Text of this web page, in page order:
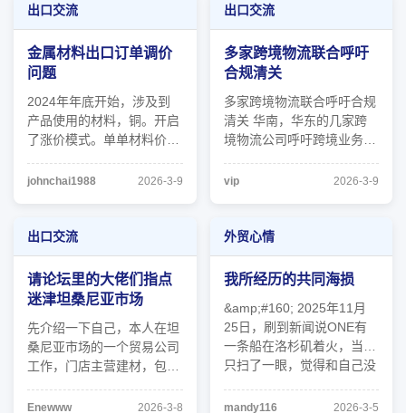
大，他尝试找中国的供应商
采购铜板与铝板，而且为了
降低风险，特意将订单拆分
给了两家供应 ...
出口交流
金属材料出口订单调价
问题
2024年年底开始，涉及到
产品使用的材料，铜。开启
了涨价模式。单单材料价
倍。2025年开始，产品电
年，价格一直没变动过。
而且基于美国客户那边不断
且不固定会变动/增长的进
口税，一直是让自己的 ...
johnchai1988 2026-3-9
出口交流
多家跨境物流联合呼吁
合规清关
多家跨境物流联合呼吁合规
清关 华南，华东的几家跨
境物流公司呼吁跨境业务合
片
vip 2026-3-9
出口交流
请论坛里的大佬们指点
迷津坦桑尼亚市场
先介绍一下自己，本人在坦
桑尼亚市场的一个贸易公司
工作，门店主营建材，包括
等建材的批发和直售，在公
Enewww 2026-3-8
外贸心情
我所经历的共同海损
&amp;#160; 2025年11月
25日，刷到新闻说ONE有
一条船在洛杉矶着火，当时
只扫了一眼，觉得和自己没
日一早，客户就打来电话，
mandy116 2026-3-5